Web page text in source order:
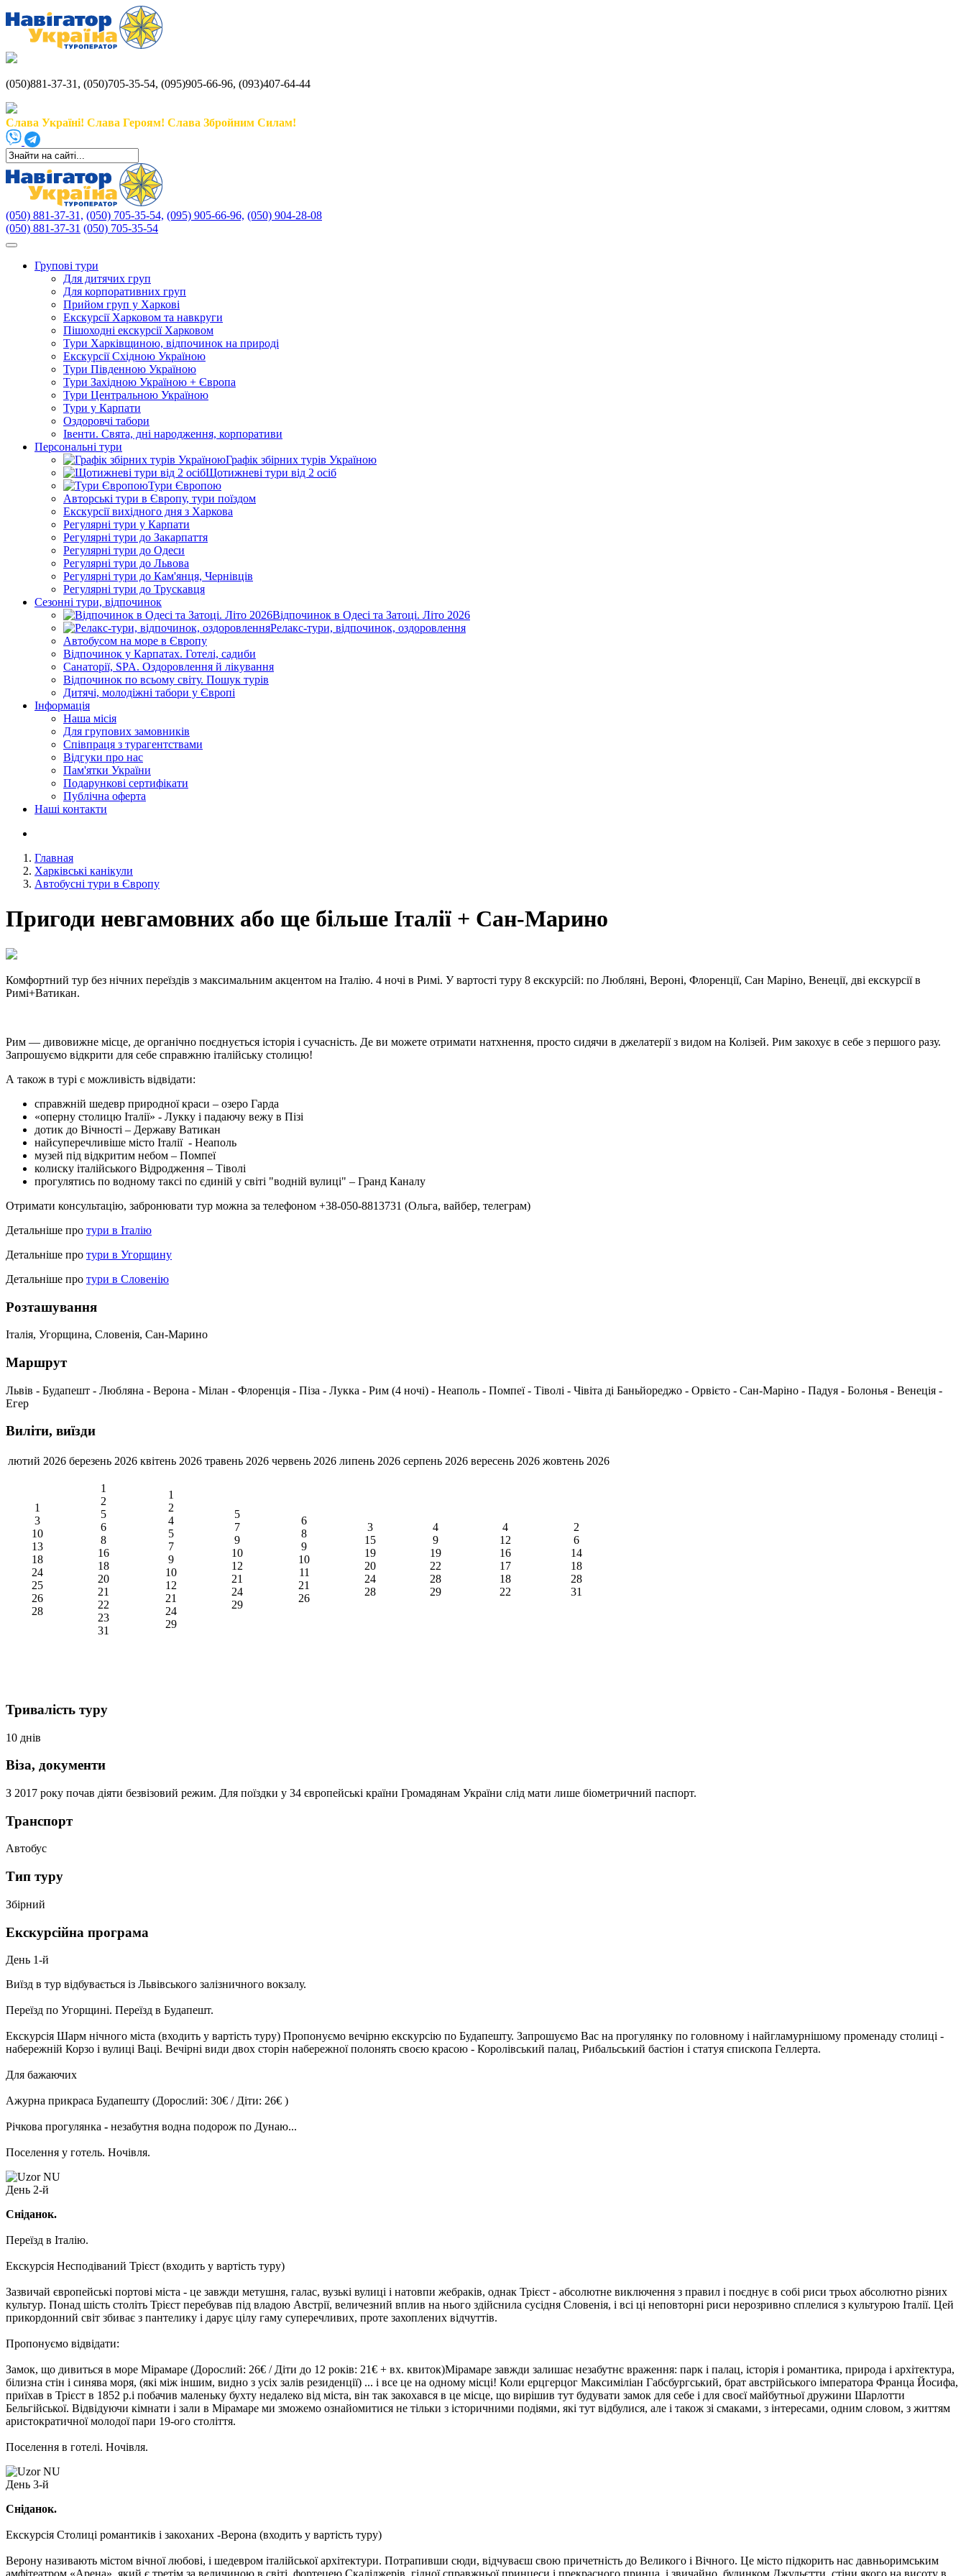
(050)881-37-31, (050)705-35-54, (095)905-66-96, (093)407-64-44
Слава Україні! Слава Героям! Слава Збройним Силам!
(050) 881-37-31, (050) 705-35-54, (095) 905-66-96, (050) 904-28-08
(050) 881-37-31 (050) 705-35-54
Групові тури
Для дитячих груп
Для корпоративних груп
Прийом груп у Харкові
Екскурсії Харковом та навкруги
Пішоходні екскурсії Харковом
Тури Харківщиною, відпочинок на природі
Екскурсії Східною Україною
Тури Південною Україною
Тури Західною Україною + Європа
Тури Центральною Україною
Тури у Карпати
Оздоровчі табори
Івенти. Свята, дні народження, корпоративи
Персональні тури
Графік збірних турів Україною
Щотижневі тури від 2 осіб
Тури Європою
Авторські тури в Європу, тури поїздом
Екскурсії вихідного дня з Харкова
Регулярні тури у Карпати
Регулярні тури до Закарпаття
Регулярні тури до Одеси
Регулярні тури до Львова
Регулярні тури до Кам'янця, Чернівців
Регулярні тури до Трускавця
Сезонні тури, відпочинок
Відпочинок в Одесі та Затоці. Літо 2026
Релакс-тури, відпочинок, оздоровлення
Автобусом на море в Європу
Відпочинок у Карпатах. Готелі, садиби
Санаторії, SPA. Оздоровлення й лікування
Відпочинок по всьому світу. Пошук турів
Дитячі, молодіжні табори у Європі
Інформація
Наша місія
Для групових замовників
Співпраця з турагентствами
Відгуки про нас
Пам'ятки України
Подарункові сертифікати
Публічна оферта
Наші контакти
Главная
Харківські канікули
Автобусні тури в Європу
Пригоди невгамовних або ще більше Італії + Сан-Марино
Комфортний тур без нічних переїздів з максимальним акцентом на Італію. 4 ночі в Римі. У вартості туру 8 екскурсій: по Любляні, Вероні, Флоренції, Сан Маріно, Венеції, дві екскурсії в
Римі+Ватикан.
Рим — дивовижне місце, де органічно поєднується історія і сучасність. Де ви можете отримати натхнення, просто сидячи в джелатерії з видом на Колізей. Рим закохує в себе з першого разу.
Запрошуємо відкрити для себе справжню італійську столицю!
А також в турі є можливість відвідати:
справжній шедевр природної краси – озеро Гарда
«оперну столицю Італії» - Лукку і падаючу вежу в Пізі
дотик до Вічності – Державу Ватикан
найсуперечливіше місто Італії - Неаполь
музей під відкритим небом – Помпеї
колиску італійського Відродження – Тіволі
прогулятись по водному таксі по єдиній у світі "водній вулиці" – Гранд Каналу
Отримати консультацію, забронювати тур можна за телефоном +38-050-8813731 (Ольга, вайбер, телеграм)
Детальніше про тури в Італію
Детальніше про тури в Угорщину
Детальніше про тури в Словенію
Розташування
Італія, Угорщина, Словенія, Сан-Марино
Маршрут
Львів - Будапешт - Любляна - Верона - Мілан - Флоренція - Піза - Лукка - Рим (4 ночі) - Неаполь - Помпеї - Тіволі - Чівіта ді Баньйореджо - Орвієто - Сан-Маріно - Падуя - Болонья - Венеція -
Егер
Виліти, виїзди
лютий 2026 березень 2026 квітень 2026 травень 2026 червень 2026 липень 2026 серпень 2026 вересень 2026 жовтень 2026
1
3
10
13
18
24
25
26
28
1
2
5
6
8
16
18
20
21
22
23
31
1
2
4
5
7
9
10
12
21
24
29
5
7
9
10
12
21
24
29
6
8
9
10
11
21
26
3
15
19
20
24
28
4
9
19
22
28
29
4
12
16
17
18
22
2
6
14
18
28
31
Тривалість туру
10 днів
Віза, документи
З 2017 року почав діяти безвізовий режим. Для поїздки у 34 європейські країни Громадянам України слід мати лише біометричний паспорт.
Транспорт
Автобус
Тип туру
Збірний
Екскурсійна програма
День 1-й
Виїзд в тур відбувається із Львівського залізничного вокзалу.
Переїзд по Угорщині. Переїзд в Будапешт.
Екскурсія Шарм нічного міста (входить у вартість туру) Пропонуємо вечірню екскурсію по Будапешту. Запрошуємо Вас на прогулянку по головному і найгламурнішому променаду столиці -
набережній Корзо і вулиці Ваці. Вечірні види двох сторін набережної полонять своєю красою - Королівський палац, Рибальський бастіон і статуя єпископа Геллерта.
Для бажаючих
Ажурна прикраса Будапешту (Дорослий: 30€ / Діти: 26€ )
Річкова прогулянка - незабутня водна подорож по Дунаю...
Поселення у готель. Ночівля.
День 2-й
Сніданок.
Переїзд в Італію.
Екскурсія Несподіваний Трієст (входить у вартість туру)
Зазвичай європейські портові міста - це завжди метушня, галас, вузькі вулиці і натовпи жебраків, однак Трієст - абсолютне виключення з правил і поєднує в собі риси трьох абсолютно різних
культур. Понад шість століть Трієст перебував під владою Австрії, величезний вплив на нього здійснила сусідня Словенія, і всі ці неповторні риси нерозривно сплелися з культурою Італії. Цей
прикордонний світ збиває з пантелику і дарує цілу гаму суперечливих, проте захоплених відчуттів.
Пропонуємо відвідати:
Замок, що дивиться в море Мірамаре (Дорослий: 26€ / Діти до 12 років: 21€ + вх. квиток)Мірамаре завжди залишає незабутнє враження: парк і палац, історія і романтика, природа і архітектура,
білизна стін і синява моря, (які між іншим, видно з усіх залів резиденції) ... і все це на одному місці! Коли ерцгерцог Максиміліан Габсбургський, брат австрійського імператора Франца Йосифа,
приїхав в Трієст в 1852 р.і побачив маленьку бухту недалеко від міста, він так закохався в це місце, що вирішив тут будувати замок для себе і для своєї майбутньої дружини Шарлотти
Бельгійської. Відвідуючи кімнати і зали в Мірамаре ми зможемо ознайомитися не тільки з історичними подіями, які тут відбулися, але і також зі смаками, з інтересами, одним словом, з життям
аристократичної молодої пари 19-ого століття.
Поселення в готелі. Ночівля.
День 3-й
Сніданок.
Екскурсія Столиці романтиків і закоханих -Верона (входить у вартість туру)
Верону називають містом вічної любові, і шедевром італійської архітектури. Потрапивши сюди, відчуваєш свою причетність до Великого і Вічного. Це місто підкорить нас давньоримським